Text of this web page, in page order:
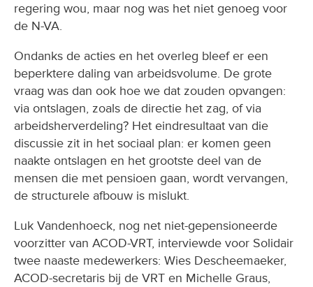
regering wou, maar nog was het niet genoeg voor
de N-VA.
Ondanks de acties en het overleg bleef er een
beperktere daling van arbeidsvolume. De grote
vraag was dan ook hoe we dat zouden opvangen:
via ontslagen, zoals de directie het zag, of via
arbeidsherverdeling? Het eindresultaat van die
discussie zit in het sociaal plan: er komen geen
naakte ontslagen en het grootste deel van de
mensen die met pensioen gaan, wordt vervangen,
de structurele afbouw is mislukt.
Luk Vandenhoeck, nog net niet-gepensioneerde
voorzitter van ACOD-VRT, interviewde voor Solidair
twee naaste medewerkers: Wies Descheemaeker,
ACOD-secretaris bij de VRT en Michelle Graus,